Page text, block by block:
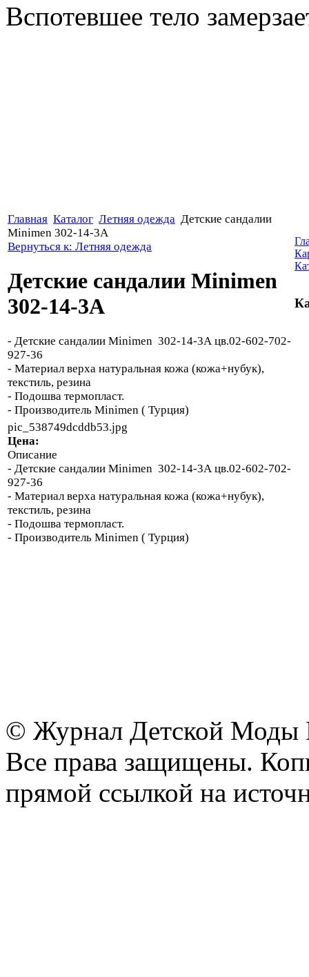
Вспотевшее тело
Главная Каталог Летняя одежда Детские сандалии
Minimen 302-14-3А
Вернуться к: Летняя одежда
Детские сандалии Minimen
302-14-3А
- Детские сандалии Minimen 302-14-3А цв.02-602-702-
927-36
- Материал верха натуральная кожа (кожа+нубук),
текстиль, резина
- Подошва термопласт.
- Производитель Minimen ( Турция)
pic_538749dcddb53.jpg
Цена:
Описание
- Детские сандалии Minimen 302-14-3А цв.02-602-702-
927-36
- Материал верха натуральная кожа (кожа+нубук),
текстиль, резина
- Подошва термопласт.
- Производитель Minimen ( Турция)
© Журнал Детской Моды
Все права защищены.
прямой ссылкой на